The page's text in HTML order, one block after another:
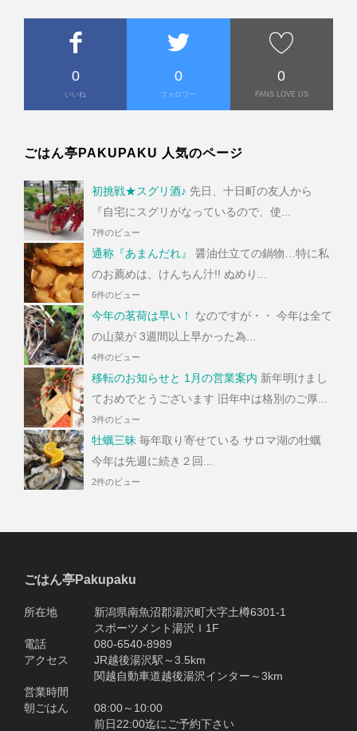
0
いいね
0
フォロワー
0
FANS LOVE US
ごはん亭PAKUPAKU 人気のページ
初挑戦★スグリ酒♪ 先日、十日町の友人から
『自宅にスグリがなっているので、使...
7件のビュー
通称『あまんだれ』
醤油仕立ての鍋物…特に私
のお薦めは、けんちん汁!! ぬめり...
6件のビュー
今年の茗荷は早い！
なのですが・・ 今年は全て
の山菜が 3週間以上早かった為...
4件のビュー
移転のお知らせと 1月の営業案内 新年明けまし
ておめでとうございます 旧年中は格別のご厚...
3件のビュー
牡蠣三昧 毎年取り寄せている サロマ湖の牡蠣
今年は先週に続き２回...
2件のビュー
ごはん亭Pakupaku
所在地 新潟県南魚沼郡湯沢町大字土樽6301-1
スポーツメント湯沢Ｉ1F
電話 080-6540-8989
アクセス JR越後湯沢駅～3.5km
関越自動車道越後湯沢インター～3km
営業時間
朝ごはん 08:00～10:00
前日22:00迄にご予約下さい